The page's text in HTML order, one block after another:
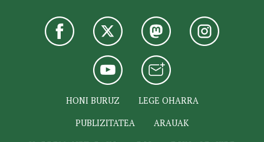
HONI BURUZ
LEGE OHARRA
PUBLIZITATEA
ARAUAK